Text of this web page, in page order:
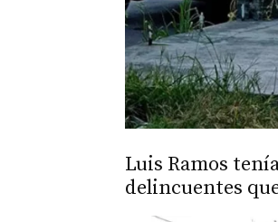
Luis Ramos
delincuentes